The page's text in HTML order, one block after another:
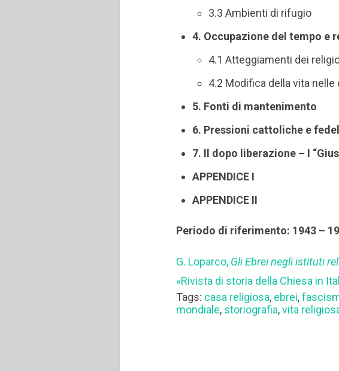
3.3 Ambienti di rifugio
4. Occupazione del tempo e
4.1 Atteggiamenti dei
4.2 Modifica della vita
5. Fonti di mantenimento
6. Pressioni cattoliche e
7. Il dopo liberazione – I
APPENDICE I
APPENDICE II
Periodo di riferimento: 1943 –
G. Loparco, Gli Ebrei negli istituti
«Rivista di storia della Chiesa in
Tags: casa religiosa, ebrei,
mondiale, storiografia,vita